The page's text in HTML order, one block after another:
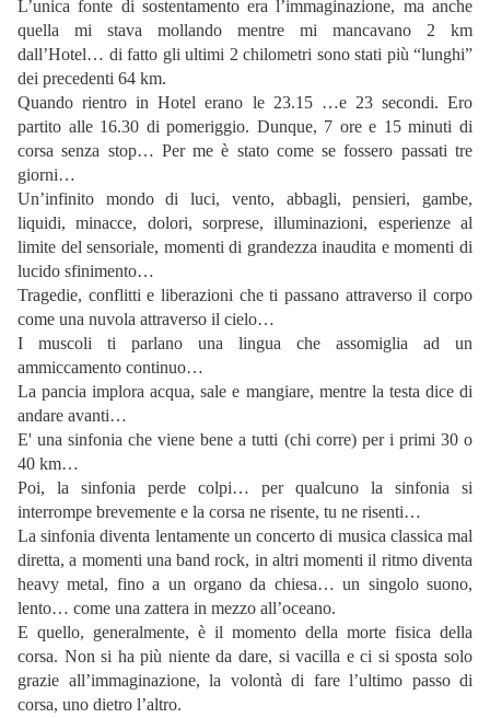
L’unica fonte di sostentamento era l’immaginazione, ma anche
quella mi stava mollando mentre mi mancavano 2 km
dall’Hotel… di fatto gli ultimi 2 chilometri sono stati più “lunghi”
dei precedenti 64 km.
Quando rientro in Hotel erano le 23.15 …e 23 secondi. Ero
partito alle 16.30 di pomeriggio. Dunque, 7 ore e 15 minuti di
corsa senza stop… Per me è stato come se fossero passati tre
giorni…
Un’infinito mondo di luci, vento, abbagli, pensieri, gambe,
liquidi, minacce, dolori, sorprese, illuminazioni, esperienze al
limite del sensoriale, momenti di grandezza inaudita e momenti di
lucido sfinimento…
Tragedie, conflitti e liberazioni che ti passano attraverso il corpo
come una nuvola attraverso il cielo…
I muscoli ti parlano una lingua che assomiglia ad un
ammiccamento continuo…
La pancia implora acqua, sale e mangiare, mentre la testa dice di
andare avanti…
E' una sinfonia che viene bene a tutti (chi corre) per i primi 30 o
40 km…
Poi, la sinfonia perde colpi… per qualcuno la sinfonia si
interrompe brevemente e la corsa ne risente, tu ne risenti…
La sinfonia diventa lentamente un concerto di musica classica mal
diretta, a momenti una band rock, in altri momenti il ritmo diventa
heavy metal, fino a un organo da chiesa… un singolo suono,
lento… come una zattera in mezzo all’oceano.
E quello, generalmente, è il momento della morte fisica della
corsa. Non si ha più niente da dare, si vacilla e ci si sposta solo
grazie all’immaginazione, la volontà di fare l’ultimo passo di
corsa, uno dietro l’altro.